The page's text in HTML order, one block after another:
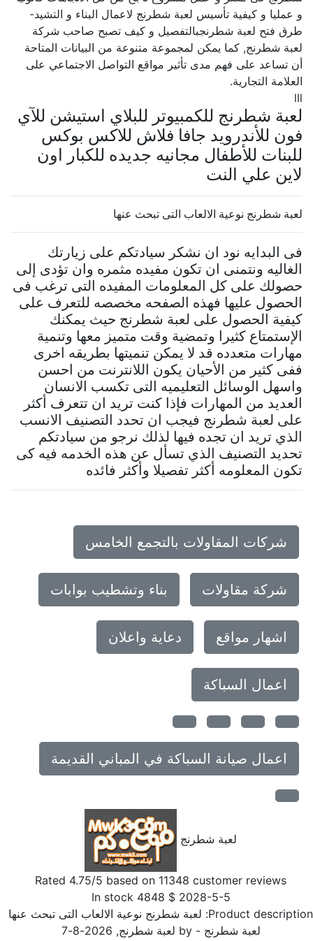
و عمليا و كيفية تأسيس لعبة شطرنج لاعمال البناء و التشيد-
طرق فتح لعبة شطرنجبالتفصيل و كيف تصبح صاحب شركة
لعبة شطرنج, كما يمكن لمجموعة متنوعة من البيانات المتاحة
أن تساعد على فهم مدى تأثير مواقع التواصل الاجتماعي على
العلامة التجارية.
لعبة شطرنج للكمبيوتر للبلاي استيشن للآي
فون للأندرويد جافا فلاش للاكس بوكس
للبنات للأطفال مجانيه جديده للكبار اون
لاين علي النت
لعبة شطرنج نوعية الالعاب التى تبحث عنها
فى البدايه نود ان نشكر سيادتكم على زيارتك
الغاليه ونتمنى ان تكون مفيده مثمره وان تؤدى إلى
حصولك على كل المعلومات المفيده التى ترغب فى
الحصول عليها فهذه الصفحه مخصصه للتعرف على
كيفية الحصول على لعبة شطرنج حيث يمكنك
الإستمتاع كثيرا وتمضية وقت متميز معها وتنمية
مهارات متعدده قد لا يمكن تنميتها بطريقه اخرى
ففى كثير من الأحيان يكون اللانترنت من احسن
واسهل الوسائل التعليميه التى تكسب الانسان
العديد من المهارات فإذا كنت تريد ان تتعرف أكثر
على لعبة شطرنج فيجب ان تحدد التصنيف الانسب
الذي تريد ان تجده فيها لذلك نرجو من سيادتكم
تحديد التصنيف الذي تسأل عن هذه الخدمه فيه كى
تكون المعلومه أكثر تفصيلا وأكثر فائده
شركات المقاولات بالتجمع الخامس
شركة مقاولات بناء وتشطيب بوابات
اشهار مواقع دعاية واعلان
اعمال السباكة
اعمال صيانة السباكة في المباني القديمة
لعبة شطرنج
Rated4.75/5 based on11348customer reviews
2028-5-5
$
4848
In stock
Product لعبة شطرنج نوعية الالعاب التى تبحث عنها
لعبة شطرنج- by لعبة شطرنج,
2026-8-7